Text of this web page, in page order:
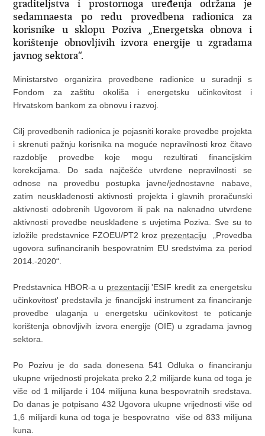
graditeljstva i prostornoga uređenja održana je
sedamnaesta po redu provedbena radionica za
korisnike u sklopu Poziva „Energetska obnova i
korištenje obnovljivih izvora energije u zgradama
javnog sektora“.
Ministarstvo organizira provedbene radionice u suradnji s
Fondom za zaštitu okoliša i energetsku učinkovitost i
Hrvatskom bankom za obnovu i razvoj.
Cilj provedbenih radionica je pojasniti korake provedbe projekta
i skrenuti pažnju korisnika na moguće nepravilnosti kroz čitavo
razdoblje provedbe koje mogu rezultirati financijskim
korekcijama. Do sada najčešće utvrđene nepravilnosti se
odnose na provedbu postupka javne/jednostavne nabave,
zatim neusklađenosti aktivnosti projekta i glavnih proračunski
aktivnosti odobrenih Ugovorom ili pak na naknadno utvrđene
aktivnosti provedbe neusklađene s uvjetima Poziva. Sve su to
izložile predstavnice FZOEU/PT2 kroz prezentaciju „Provedba
ugovora sufinanciranih bespovratnim EU sredstvima za period
2014.-2020“.
Predstavnica HBOR-a u prezentaciji'ESIF kredit za energetsku
učinkovitost' predstavila je financijski instrument za financiranje
provedbe ulaganja u energetsku učinkovitost te poticanje
korištenja obnovljivih izvora energije (OIE) u zgradama javnog
sektora.
Po Pozivu je do sada donesena 541 Odluka o financiranju
ukupne vrijednosti projekata preko 2,2 milijarde kuna od toga je
više od 1 milijarde i 104 milijuna kuna bespovratnih sredstava.
Do danas je potpisano 432 Ugovora ukupne vrijednosti više od
1,6 milijardi kuna od toga je bespovratno više od 833 milijuna
kuna.